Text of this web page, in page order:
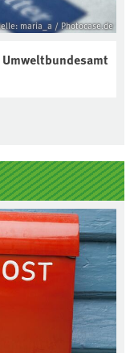
maria_a / Photocase.de